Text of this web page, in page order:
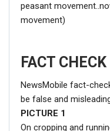
peasant
movement)
FACT CHECK
NewsMobile fact-
be false and
PICTURE 1
On cropping and